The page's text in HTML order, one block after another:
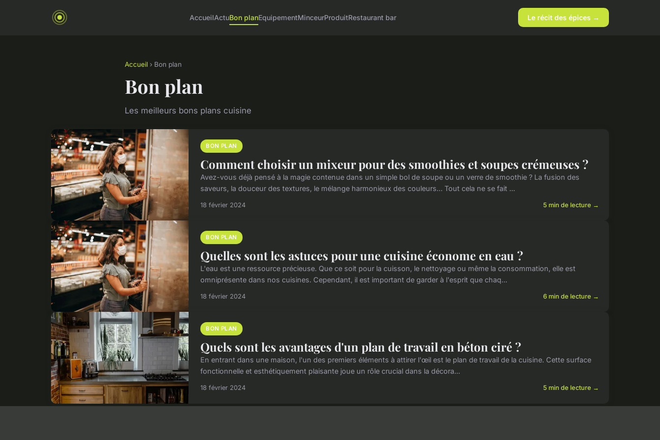
AccueilActuBon planEquipementMinceurProduitRestaurant bar Le récit des épices →
Accueil › Bon plan
Bon plan
Les meilleurs bons plans cuisine
BON PLAN
Comment choisir un mixeur pour des smoothies et soupes crémeuses ?
Avez-vous déjà pensé à la magie contenue dans un simple bol de soupe ou un verre de smoothie ? La fusion des
saveurs, la douceur des textures, le mélange harmonieux des couleurs… Tout cela ne se fait ...
18 février 2024 5 min de lecture →
BON PLAN
Quelles sont les astuces pour une cuisine économe en eau ?
L'eau est une ressource précieuse. Que ce soit pour la cuisson, le nettoyage ou même la consommation, elle est
omniprésente dans nos cuisines. Cependant, il est important de garder à l'esprit que chaq...
18 février 2024 6 min de lecture →
BON PLAN
Quels sont les avantages d'un plan de travail en béton ciré ?
En entrant dans une maison, l'un des premiers éléments à attirer l'œil est le plan de travail de la cuisine. Cette surface
fonctionnelle et esthétiquement plaisante joue un rôle crucial dans la décora...
18 février 2024 5 min de lecture →